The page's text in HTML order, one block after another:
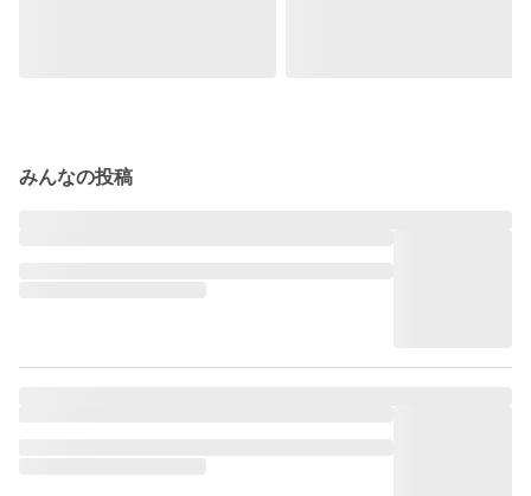
みんなの投稿